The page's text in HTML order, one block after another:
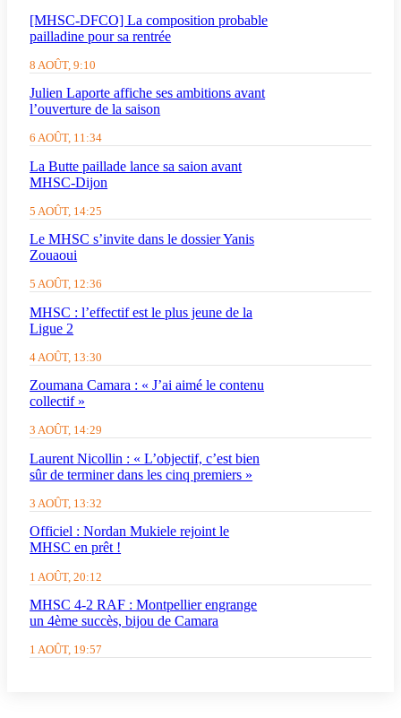
[MHSC-DFCO] La composition probable
pailladine pour sa rentrée
8 AOÛT, 9:10
Julien Laporte affiche ses ambitions avant
l’ouverture de la saison
6 AOÛT, 11:34
La Butte paillade lance sa saion avant
MHSC-Dijon
5 AOÛT, 14:25
Le MHSC s’invite dans le dossier Yanis
Zouaoui
5 AOÛT, 12:36
MHSC : l’effectif est le plus jeune de la
Ligue 2
4 AOÛT, 13:30
Zoumana Camara : « J’ai aimé le contenu
collectif »
3 AOÛT, 14:29
Laurent Nicollin : « L’objectif, c’est bien
sûr de terminer dans les cinq premiers »
3 AOÛT, 13:32
Officiel : Nordan Mukiele rejoint le
MHSC en prêt !
1 AOÛT, 20:12
MHSC 4-2 RAF : Montpellier engrange
un 4ème succès, bijou de Camara
1 AOÛT, 19:57